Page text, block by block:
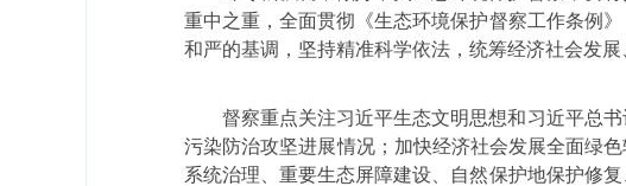
重中之重，全面贯彻《生态环境保护督察工作条例
和严的基调，坚持精准科学依法，统筹经济社会发展
督察重点关注习近平生态文明思想和习近平总
污染防治攻坚进展情况；加快经济社会发展全面绿
系统治理、重要生态屏障建设、自然保护地保护修